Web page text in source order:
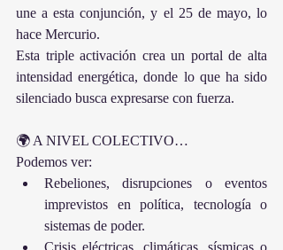
une a esta conjunción, y el 25 de mayo, lo
hace Mercurio.
Esta triple activación crea un portal de alta
intensidad energética, donde lo que ha sido
silenciado busca expresarse con fuerza.
🌍 A NIVEL COLECTIVO…
Podemos ver:
Rebeliones, disrupciones o eventos
imprevistos en política, tecnología o
sistemas de poder.
Crisis eléctricas, climáticas, sísmicas o